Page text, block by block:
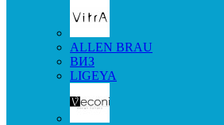
ALLEN BRAU
ВИЗ
LIGEYA